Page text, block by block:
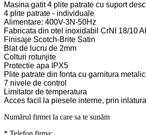
Masina gatit 4 plite patrate cu suport
4 plite patrate - individuale
Alimentare: 400V-3N-50Hz
Fabricata din otel inoxidabil CrNI 18/10
Finisaje Scotch-Brite Satin
Blat de lucru de 2mm
Colturi rotunjite
Protectie apa IPX5
Plite patrate din fonta cu garnitura
7 nivele de control
Limitator de temperatura
Acces facil la piesele interne, prin
Numărul firmei la care sa te sunăm